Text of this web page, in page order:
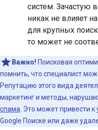
систем. Зачастую
никак не влияет
для крупных
то может не
Важно! Поисковая
помнить, что специалист
Репутацию этого вида
маркетинг и методы,
спама . Это может привести
Google Поиске или даже